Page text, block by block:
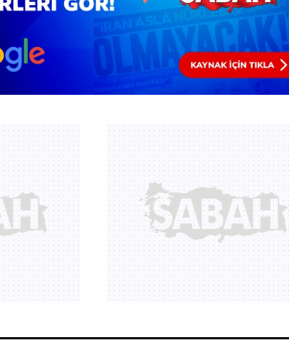
kullanılan çerezlerle ilgili bilgi almak için lütfentıklayınız